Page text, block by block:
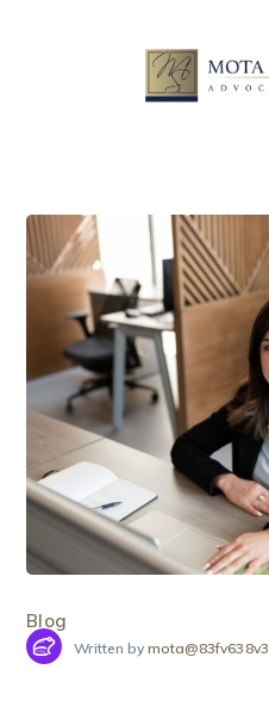
Blog
Written bymota@83fv638v3